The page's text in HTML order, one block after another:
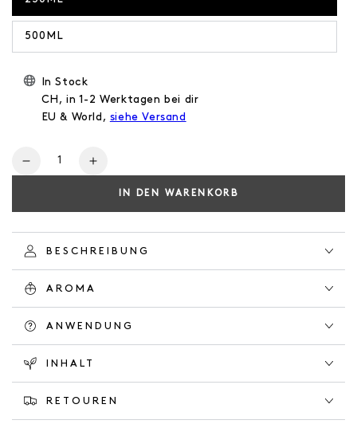
500ML
In Stock
CH, in 1-2 Werktagen bei dir
EU & World, siehe Versand
Verringere
NATURAL
LOTION
HERBAL
GARDEN
Erhöhe
Menge
NATURAL
LOTION
HERBAL
GARDEN
IN DEN WARENKORB
BESCHREIBUNG
AROMA
ANWENDUNG
INHALT
RETOUREN